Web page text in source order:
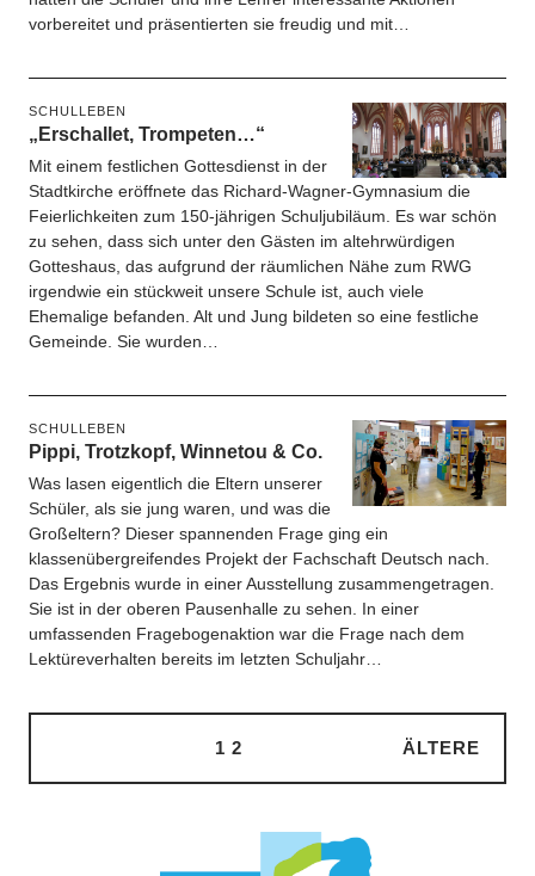
vorbereitet und präsentierten sie freudig und mit…
SCHULLEBEN
„Erschallet, Trompeten…“
Mit einem festlichen Gottesdienst in der
Stadtkirche eröffnete das Richard-Wagner-Gymnasium die
Feierlichkeiten zum 150-jährigen Schuljubiläum. Es war schön
zu sehen, dass sich unter den Gästen im altehrwürdigen
Gotteshaus, das aufgrund der räumlichen Nähe zum RWG
irgendwie ein stückweit unsere Schule ist, auch viele
Ehemalige befanden. Alt und Jung bildeten so eine festliche
Gemeinde. Sie wurden…
SCHULLEBEN
Pippi, Trotzkopf, Winnetou & Co.
Was lasen eigentlich die Eltern unserer
Schüler, als sie jung waren, und was die
Großeltern? Dieser spannenden Frage ging ein
klassenübergreifendes Projekt der Fachschaft Deutsch nach.
Das Ergebnis wurde in einer Ausstellung zusammengetragen.
Sie ist in der oberen Pausenhalle zu sehen. In einer
umfassenden Fragebogenaktion war die Frage nach dem
Lektüreverhalten bereits im letzten Schuljahr…
1 2 ÄLTERE